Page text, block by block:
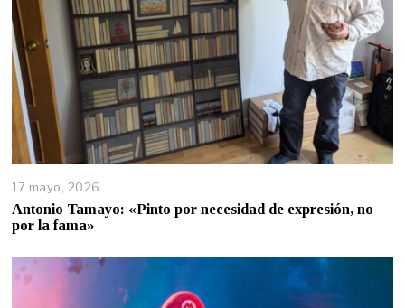
17 mayo, 2026
Antonio Tamayo: «Pinto por necesidad de expresión, no
por la fama»